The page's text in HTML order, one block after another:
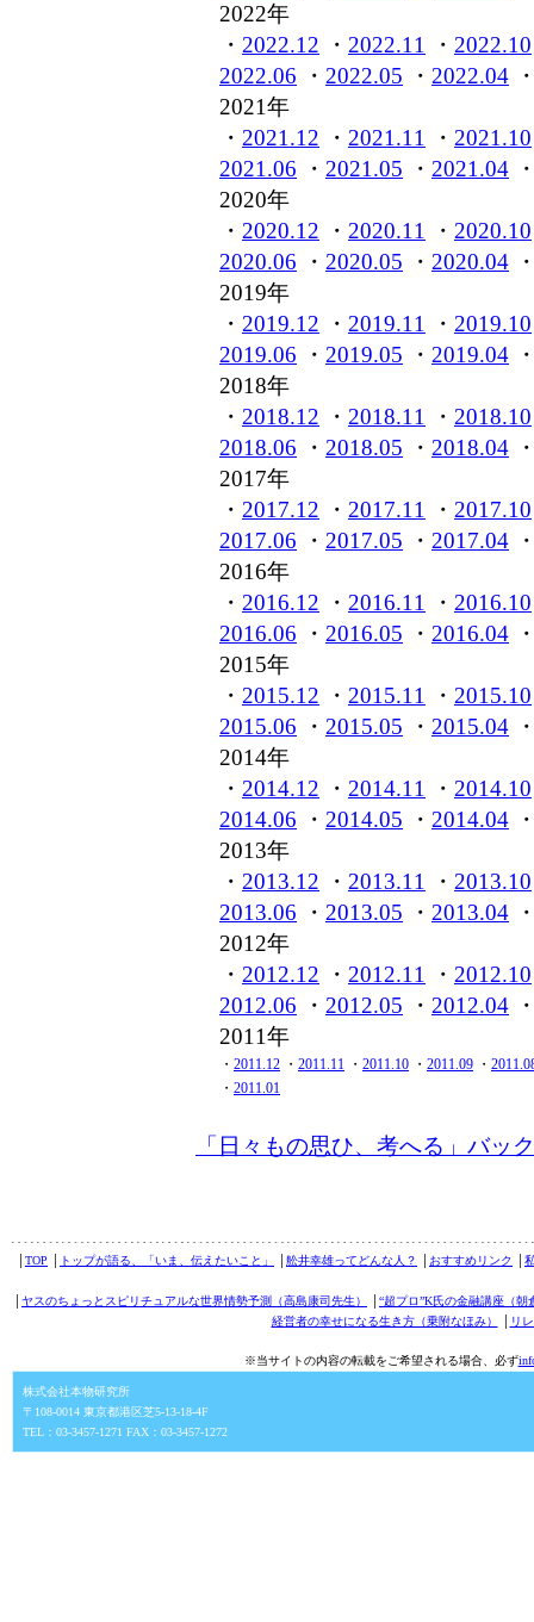
2022年
・ 2022.12 ・ 2022.11 ・ 2022.10
2022.06 ・ 2022.05 ・ 2022.04
2021年
・ 2021.12 ・ 2021.11 ・ 2021.10
2021.06 ・ 2021.05 ・ 2021.04
2020年
・ 2020.12 ・ 2020.11 ・ 2020.10
2020.06 ・ 2020.05 ・ 2020.04
2019年
・ 2019.12 ・ 2019.11 ・ 2019.10
2019.06 ・ 2019.05 ・ 2019.04
2018年
・ 2018.12 ・ 2018.11 ・ 2018.10
2018.06 ・ 2018.05 ・ 2018.04
2017年
・ 2017.12 ・ 2017.11 ・ 2017.10
2017.06 ・ 2017.05 ・ 2017.04
2016年
・ 2016.12 ・ 2016.11 ・ 2016.10
2016.06 ・ 2016.05 ・ 2016.04
2015年
・ 2015.12 ・ 2015.11 ・ 2015.10
2015.06 ・ 2015.05 ・ 2015.04
2014年
・ 2014.12 ・ 2014.11 ・ 2014.10
2014.06 ・ 2014.05 ・ 2014.04
2013年
・ 2013.12 ・ 2013.11 ・ 2013.10
2013.06 ・ 2013.05 ・ 2013.04
2012年
・ 2012.12 ・ 2012.11 ・ 2012.10
2012.06 ・ 2012.05 ・ 2012.04
2011年
・ 2011.12 ・ 2011.11 ・ 2011.10 ・ 2011.09 ・
・ 2011.01
「日々もの思ひ、考へる」バッ
TOP トップが語る、「いま、伝えたいこと」 舩井幸雄ってどんな人？ おすすめリンク
ヤスのちょっとスピリチュアルな世界情勢予測（高島康司先生）
“超プロ”K氏の金融講座（朝
経営者の幸せになる生き方（乗附なほみ）
リ
※当サイトの内容の転載をご希望される場合、必ず
株式会社本物研究所
〒108-0014 東京都港区芝5-13-18-4F
TEL：03-3457-1271 FAX：03-3457-1272